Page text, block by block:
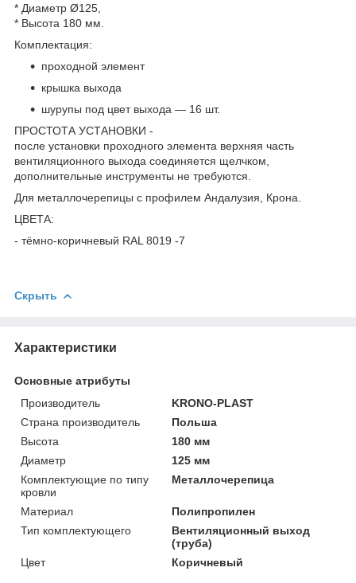
* Диаметр Ø125,
* Высота 180 мм.
Комплектация:
проходной элемент
крышка выхода
шурупы под цвет выхода — 16 шт.
ПРОСТОТА УСТАНОВКИ -
после установки проходного элемента верхняя часть
вентиляционного выхода соединяется щелчком,
дополнительные инструменты не требуются.
Для металлочерепицы с профилем Андалузия, Крона.
ЦВЕТА:
- тёмно-коричневый RAL 8019 -7
Скрыть
Характеристики
Основные атрибуты
Производитель
KRONO-PLAST
Страна производитель
Польша
Высота
180 мм
Диаметр
125 мм
Комплектующие по типу
кровли
Металлочерепица
Материал
Полипропилен
Тип комплектующего
Вентиляционный выход
(труба)
Цвет
Коричневый